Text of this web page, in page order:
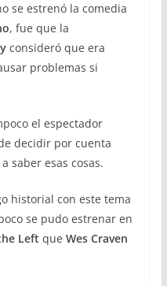
se estrenó la comedia
, fue que la
consideró que era
problemas si
el espectador
decidir por cuenta
saber esas cosas.
historial con este tema
se pudo estrenar en
Left que Wes Craven